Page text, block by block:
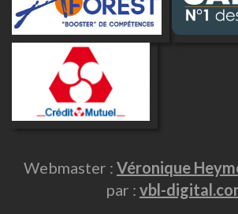
Webmaster : Véronique
par : vbl-